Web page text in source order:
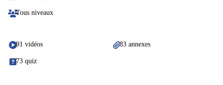
Tous niveaux
91 vidéos 83 annexes
73 quiz